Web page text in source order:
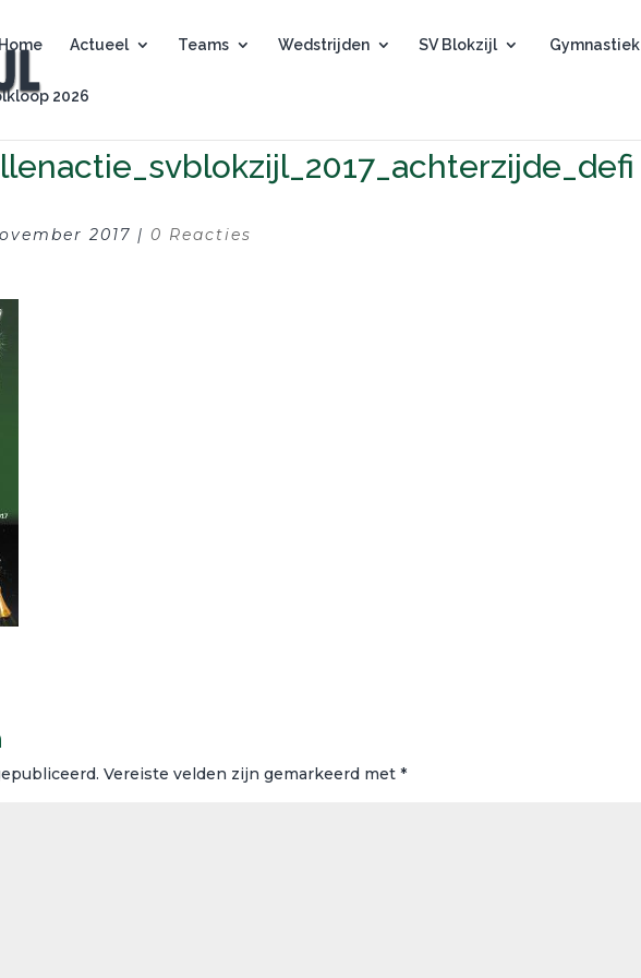
Home Actueel Teams Wedstrijden SV Blokzijl Gymnastiek
2026
2017 | 0 Reacties
Vereiste velden zijn gemarkeerd met*